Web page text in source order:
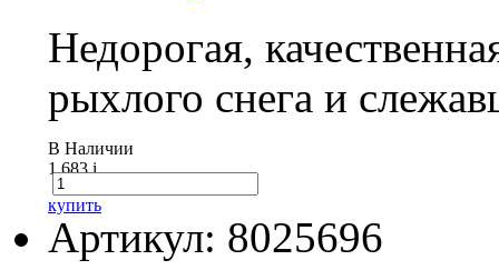
Недорогая,
рыхлого снега и
В Наличии
1 683i
купить
Артикул: 8025696